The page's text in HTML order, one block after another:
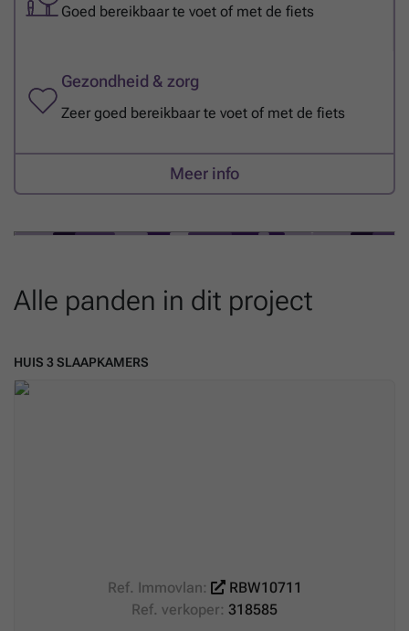
Goed bereikbaar te voet of met de fiets
Gezondheid & zorg
Zeer goed bereikbaar te voet of met de fiets
Meer info
Alle panden in dit project
HUIS 3 SLAAPKAMERS
Ref. Immovlan:
RBW10711
Ref. verkoper: 318585